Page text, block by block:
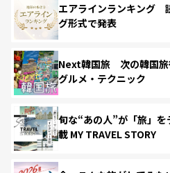
エアラインランキング
グ形式で発表
Next韓国旅 次の韓国旅
グルメ・テクニック
旬な“あの人”が「旅」
載 MY TRAVEL STORY